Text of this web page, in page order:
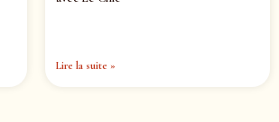
Lire la suite »